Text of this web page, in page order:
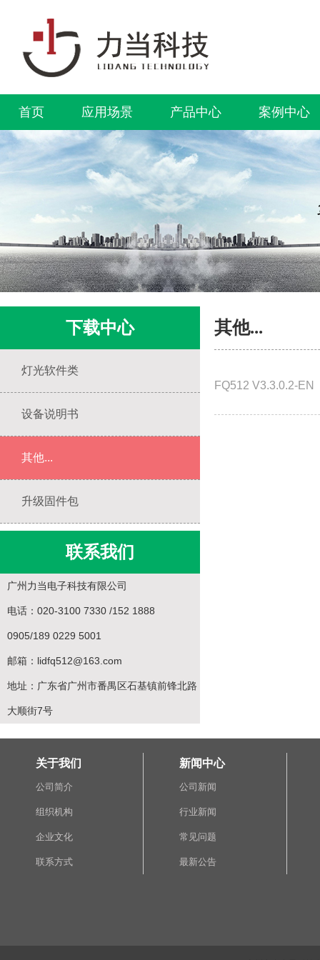
首页 应用场景 产品中心 案例中心
下载中心
灯光软件类
设备说明书
其他...
升级固件包
联系我们
广州力当电子科技有限公司
电话：020-3100 7330 /152 1888
0905/189 0229 5001
邮箱：lidfq512@163.com
地址：广东省广州市番禺区石基镇前锋北路
大顺街7号
其他...
FQ512 V3.3.0.2-EN
关于我们
公司简介
组织机构
企业文化
联系方式
新闻中心
公司新闻
行业新闻
常见问题
最新公告